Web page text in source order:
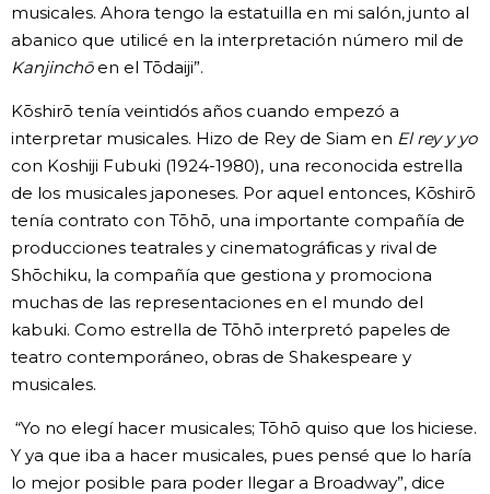
musicales. Ahora tengo la estatuilla en mi salón, junto al
abanico que utilicé en la interpretación número mil de
Kanjinchōen el Tōdaiji”.
Kōshirō tenía veintidós años cuando empezó a
interpretar musicales. Hizo de Rey de Siam en El rey y yo
con Koshiji Fubuki (1924-1980), una reconocida estrella
de los musicales japoneses. Por aquel entonces, Kōshirō
tenía contrato con Tōhō, una importante compañía de
producciones teatrales y cinematográficas y rival de
Shōchiku, la compañía que gestiona y promociona
muchas de las representaciones en el mundo del
kabuki. Como estrella de Tōhō interpretó papeles de
teatro contemporáneo, obras de Shakespeare y
musicales.
“Yo no elegí hacer musicales; Tōhō quiso que los hiciese.
Y ya que iba a hacer musicales, pues pensé que lo haría
lo mejor posible para poder llegar a Broadway”, dice